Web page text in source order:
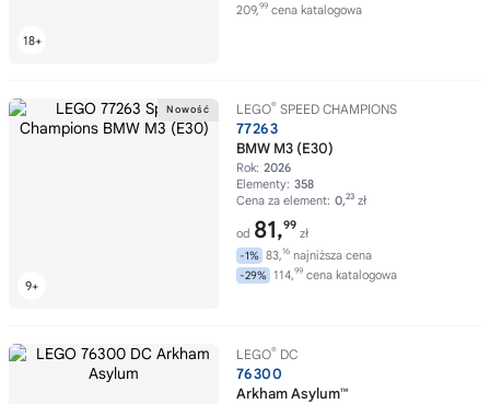
209,99 cena katalogowa
LEGO® SPEED CHAMPIONS
77263
BMW M3 (E30)
Rok: 2026
Elementy: 358
Cena za element: 0,23 zł
od 81,99
zł
-1% 83,16 najniższa cena
-29% 114,99 cena katalogowa
LEGO® DC
76300
Arkham Asylum™